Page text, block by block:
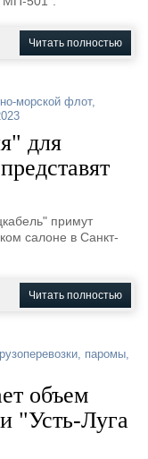
Читать полностью
морской флот,
для
примут
салоне в Санкт-
Читать полностью
, паромы,
объем
"Усть-Луга